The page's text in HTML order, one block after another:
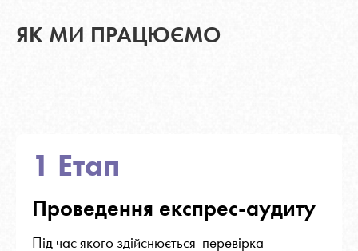
ЯК МИ ПРАЦЮЄМО
1 Етап
Проведення експрес-аудиту
Під час якого здійснюється перевірка